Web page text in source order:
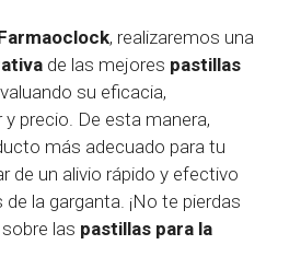
, realizaremos una
de las mejores pastillas
su eficacia,
precio. De esta manera,
más adecuado para tu
de un alivio rápido y efectivo
la garganta. ¡No te pierdas
las pastillas para la